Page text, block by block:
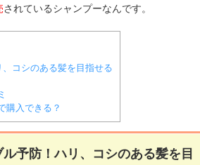
されているシャンプーなんです。
コシのある髪を目指せる
購入できる？
予防！ハリ、コシのある髪を目